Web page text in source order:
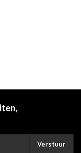
Verstuur